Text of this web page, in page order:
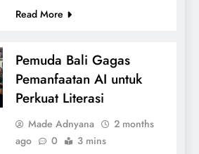
Read More
Pemuda Bali Gagas
Pemanfaatan AI untuk
Perkuat Literasi
Made Adnyana
2 months
ago
0 3 mins